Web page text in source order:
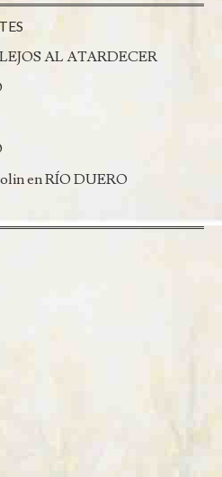
AL ATARDECER
enRÍO DUERO